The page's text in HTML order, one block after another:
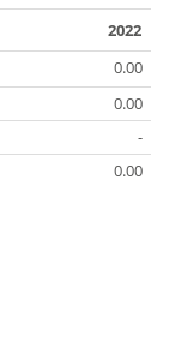
2022
0.00
0.00
-
0.00